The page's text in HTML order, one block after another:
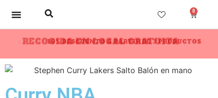
0
10% DESCUENTO A PARTIR DE 3 PRODUCTOS
RECOGIDA EN LOCAL GRATUITA